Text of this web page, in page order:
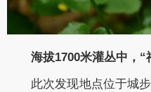
海拔1700米灌丛中，“
此次发现地点位于城